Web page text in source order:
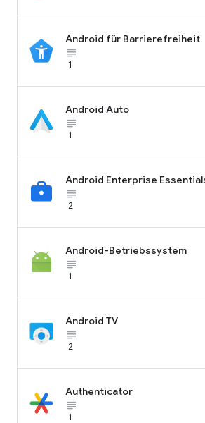
Android für Barrierefreiheit
subject_black
1
Android Auto
subject_black
1
Android Enterprise
subject_black
2
Android-Betriebssystem
subject_black
1
Android TV
subject_black
2
Authenticator
subject_black
1